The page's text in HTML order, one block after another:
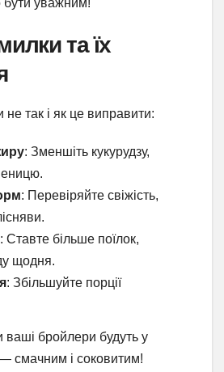
бути уважним!
та їх
так і як це виправити:
: Зменшіть кукурудзу,
: Перевіряйте свіжість,
: Ставте більше поїлок,
щодня.
: Збільшуйте порції
бройлери будуть у
смачним і соковитим!